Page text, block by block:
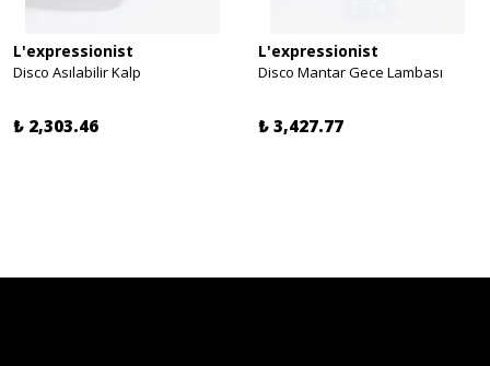
L'expressionist
Disco Asılabilir Kalp
₺ 2,303.46
L'expressionist
Disco Mantar Gece Lambası
₺ 3,427.77